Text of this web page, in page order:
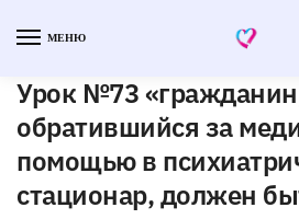
МЕНЮ
Урок №73
обратившийся за
помощью в
стационар, должен